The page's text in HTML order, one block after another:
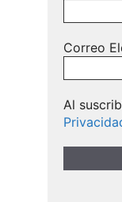
Correo
Al